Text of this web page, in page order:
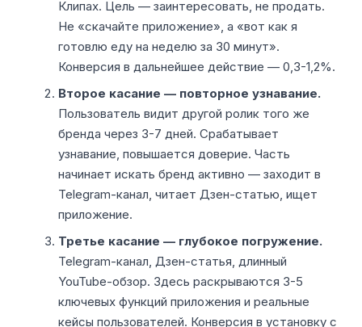
Клипах. Цель — заинтересовать, не продать.
Не «скачайте приложение», а «вот как я
готовлю еду на неделю за 30 минут».
Конверсия в дальнейшее действие — 0,3-1,2%.
Второе касание — повторное узнавание.
Пользователь видит другой ролик того же
бренда через 3-7 дней. Срабатывает
узнавание, повышается доверие. Часть
начинает искать бренд активно — заходит в
Telegram-канал, читает Дзен-статью, ищет
приложение.
Третье касание — глубокое погружение.
Telegram-канал, Дзен-статья, длинный
YouTube-обзор. Здесь раскрываются 3-5
ключевых функций приложения и реальные
кейсы пользователей. Конверсия в установку с